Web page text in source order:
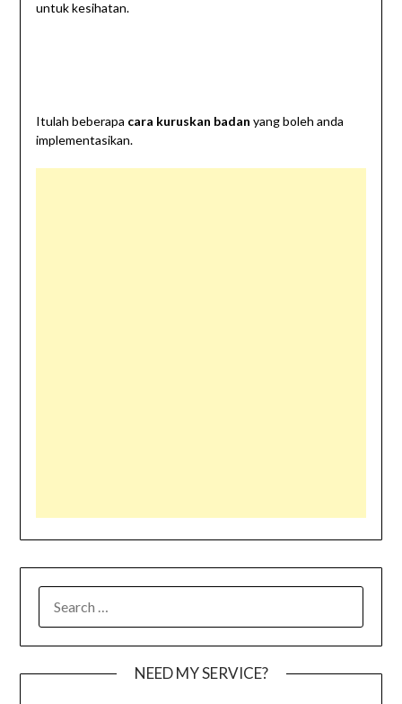
untuk kesihatan.
Itulah beberapa cara kuruskan badan yang boleh anda
implementasikan.
FOR:
NEED MY SERVICE?